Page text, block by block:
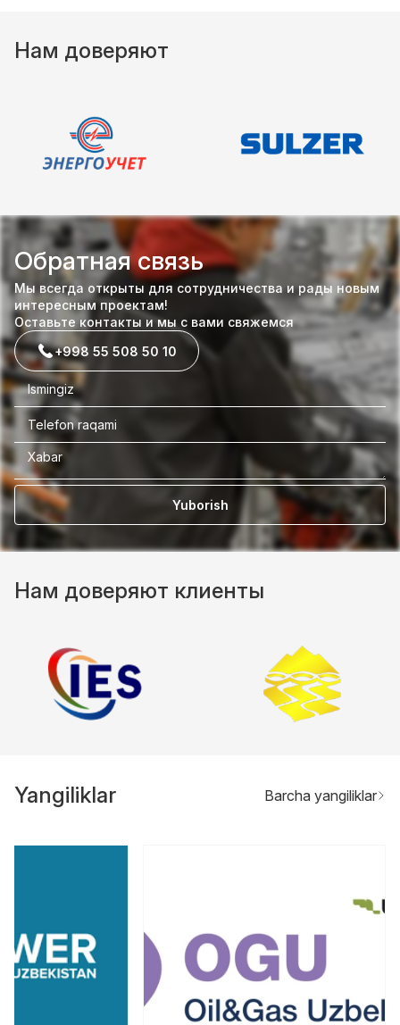
Нам доверяют
Обратная связь
Мы всегда открыты для сотрудничества и рады новым
интересным проектам!
Оставьте контакты и мы с вами свяжемся
+998 55 508 50 10
Yuborish
Нам доверяют клиенты
Yangiliklar Barcha yangiliklar